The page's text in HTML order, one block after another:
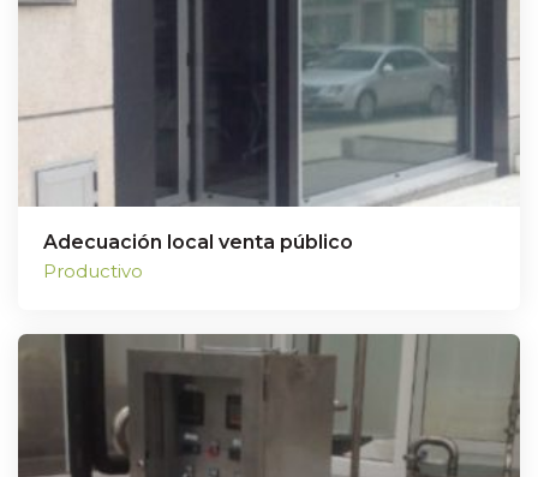
Adecuación local venta público
Productivo